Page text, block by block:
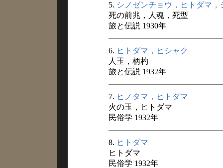
5. シノゼンチョウ，ヒトダマ，
死の前兆，人魂，死型
旅と伝説 1930年
6. ヒトダマ，ヒシャク
人玉，柄杓
旅と伝説 1932年
7. ヒノタマ，ヒトダマ
火の玉，ヒトダマ
民俗学 1932年
8. ヒトダマ
ヒトダマ
民俗学 1932年